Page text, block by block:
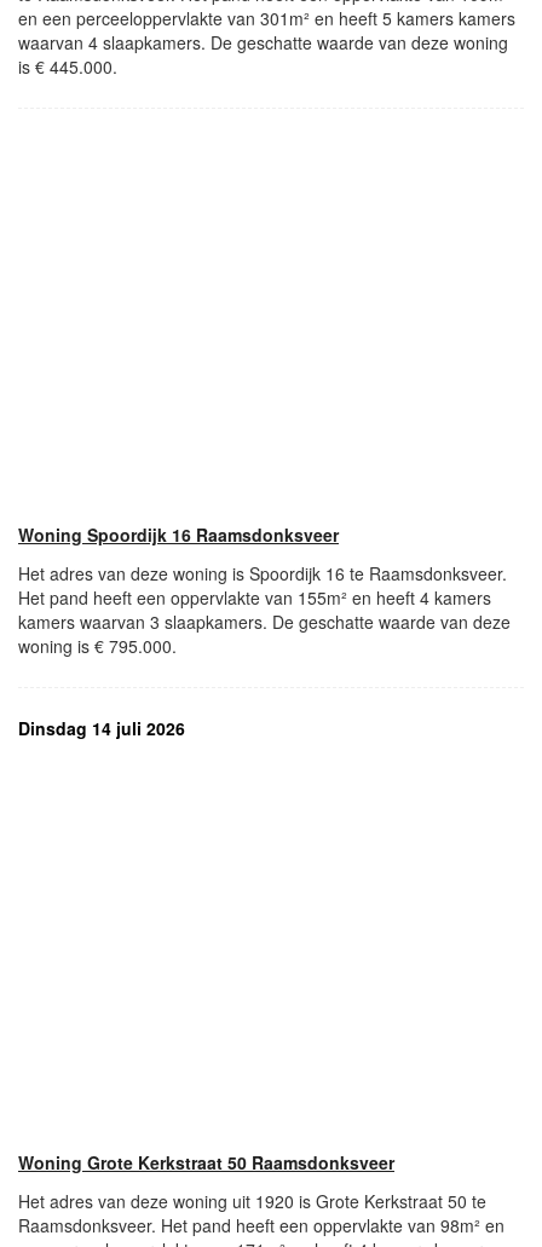
en een perceeloppervlakte van 301m² en heeft 5 kamers kamers
waarvan 4 slaapkamers. De geschatte waarde van deze woning
is € 445.000.
Woning Spoordijk 16 Raamsdonksveer
Het adres van deze woning is Spoordijk 16 te Raamsdonksveer.
Het pand heeft een oppervlakte van 155m² en heeft 4 kamers
kamers waarvan 3 slaapkamers. De geschatte waarde van deze
woning is € 795.000.
Dinsdag 14 juli 2026
Woning Grote Kerkstraat 50 Raamsdonksveer
Het adres van deze woning uit 1920 is Grote Kerkstraat 50 te
Raamsdonksveer. Het pand heeft een oppervlakte van 98m² en